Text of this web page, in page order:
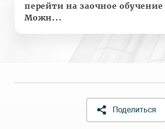
перейти на заочное
Можн...
Поделиться